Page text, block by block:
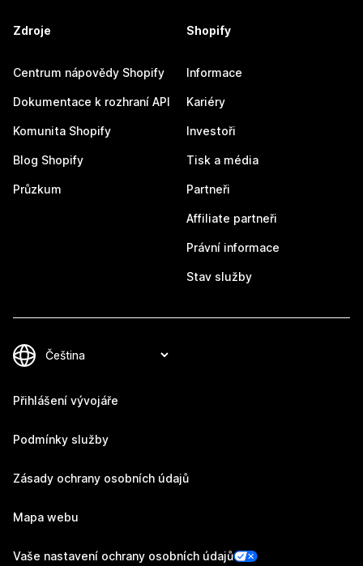
Zdroje
Centrum nápovědy Shopify
Dokumentace k rozhraní API
Komunita Shopify
Blog Shopify
Průzkum
Shopify
Informace
Kariéry
Investoři
Tisk a média
Partneři
Affiliate partneři
Právní informace
Stav služby
Přihlášení vývojáře
Podmínky služby
Zásady ochrany osobních údajů
Mapa webu
Vaše nastavení ochrany osobních údajů